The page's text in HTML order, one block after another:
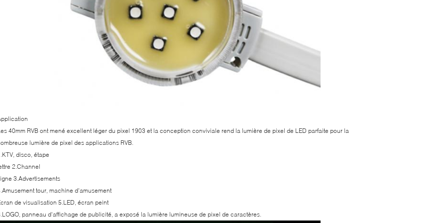
40mm RVB ont mené excellent léger du pixel 1903 et la conception conviviale rend la lumière de pixel de LED parfaite pour la
lumière de pixel des applications RVB.
disco, étape
2.Channel
3.Advertisements
tour, machine d'amusement
de visualisation 5.LED, écran peint
panneau d'affichage de publicité, a exposé la lumière lumineuse de pixel de caractères.